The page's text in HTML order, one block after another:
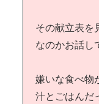
その献立表を
なのかお話し
嫌いな食べ物
汁とごはんだ